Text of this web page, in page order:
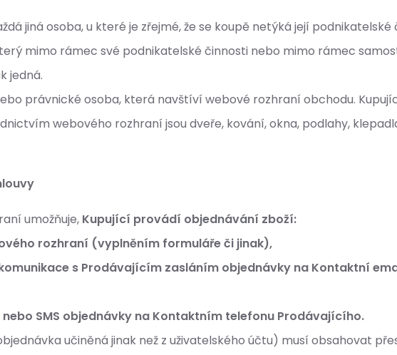
jiná osoba, u které je zřejmé, že se koupě netýká její podnikatelské
mimo rámec své podnikatelské činnosti nebo mimo rámec
jedná.
právnické osoba, která navštíví webové rozhraní obchodu.
webového rozhraní jsou dveře, kování, okna, podlahy,
umožňuje, Kupující provádí objednávání zboží:
rozhraní (vyplněním formuláře či jinak),
s Prodávajícím zasláním objednávky na Kontaktní
SMS objednávky na Kontaktním telefonu Prodávajícího.
učiněná jinak než z uživatelského účtu) musí obsahovat